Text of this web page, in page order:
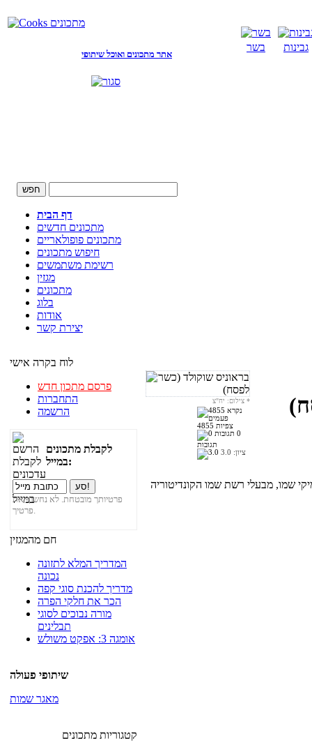
אתר מתכונים ואוכל שיתופי
בשר גבינות
דף הבית
מתכונים חדשים
מתכונים פופולאריים
חיפוש מתכונים
רשימת משתמשים
מגזין
מתכונים
בלוג
אודות
יצירת קשר
לוח בקרה אישי
פרסם מתכון חדש
התחברות
הרשמה
לקבלת מתכונים
במייל:
פרטיותך מובטחת. לא נחשוף את
פרטיך.
חם מהמגזין
המדריך המלא לתזונה
נכונה
מדריך להכנת סוגי קפה
הכר את חלקי הפרה
מורה נבוכים לסוגי
תבלינים
אומגה 3: אפקט משולש
שיתופי פעולה
מאגר שמות
קטגוריות מתכונים
*
4855 צפיות
0
תגובות
ציון: 3.0